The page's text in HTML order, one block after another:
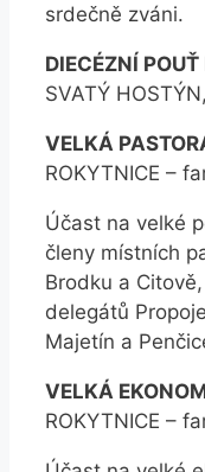
srdečně zváni.
DIECÉZNÍ POUŤ
SVATÝ
VELKÁ
ROKYTNICE –
Účast na velké
členy místních
Brodku a
delegátů
Majetín a
VELKÁ
ROKYTNICE –